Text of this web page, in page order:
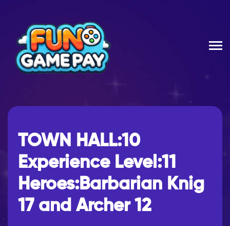
TOWN HALL:10
Experience Level:11
Heroes:Barbarian Knig
17 and Archer 12